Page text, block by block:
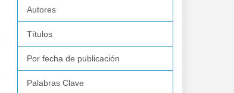
Autores
Títulos
Por fecha de publicación
Palabras Clave